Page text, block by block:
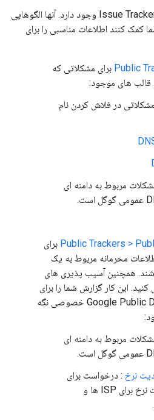
دو جزء برای Public DNS در Issue Tracker وجود دارد. آنها الگوهایی
کمک کنند اطلاعات مناسبی را برای
Public برای مشکلاتی که
قالب های موجود:
در فلاش کردن نام
مربوط به دامنه ای
Public Trackers > برای
محرمانه مربوط به یک
همچنین آسیب پذیری های
کنید. این کار گزارش شما را برای
خودتان و مهندسان Google Public DNS خصوصی نگه
مربوط به دامنه ای
نرخ : درخواست برای
افزایش محدودیت نرخ برای ISP ها و